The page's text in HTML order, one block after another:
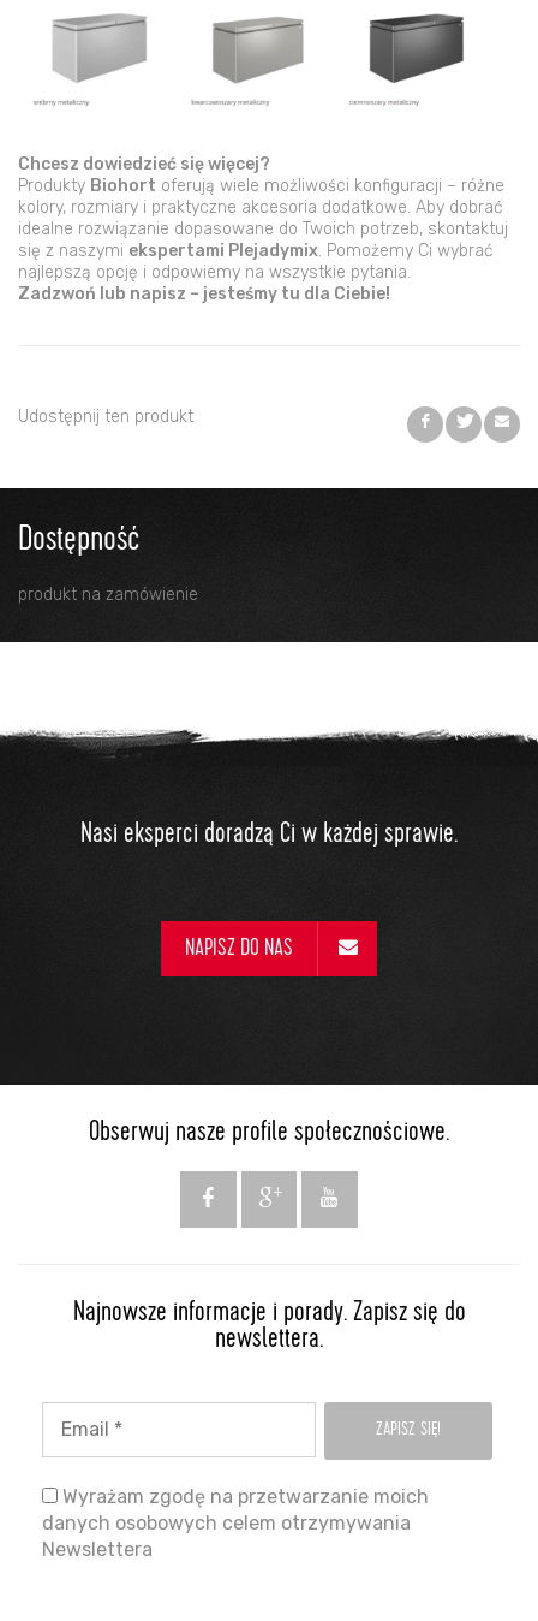
Chcesz dowiedzieć się więcej?
Produkty Biohort oferują wiele możliwości konfiguracji – różne
kolory, rozmiary i praktyczne akcesoria dodatkowe. Aby dobrać
idealne rozwiązanie dopasowane do Twoich potrzeb, skontaktuj
się z naszymi ekspertami Plejadymix. Pomożemy Ci wybrać
najlepszą opcję i odpowiemy na wszystkie pytania.
Zadzwoń lub napisz – jesteśmy tu dla Ciebie!
Udostępnij ten produkt
Dostępność
produkt na zamówienie
Nasi eksperci doradzą Ci w każdej sprawie.
NAPISZ DO NAS
Obserwuj nasze profile społecznościowe.
Najnowsze informacje i porady. Zapisz się do
newslettera.
Wyrażam zgodę na przetwarzanie moich
danych osobowych celem otrzymywania
Newslettera